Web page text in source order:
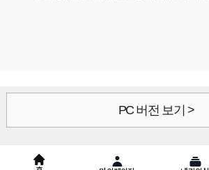
PC 버전 보기 >